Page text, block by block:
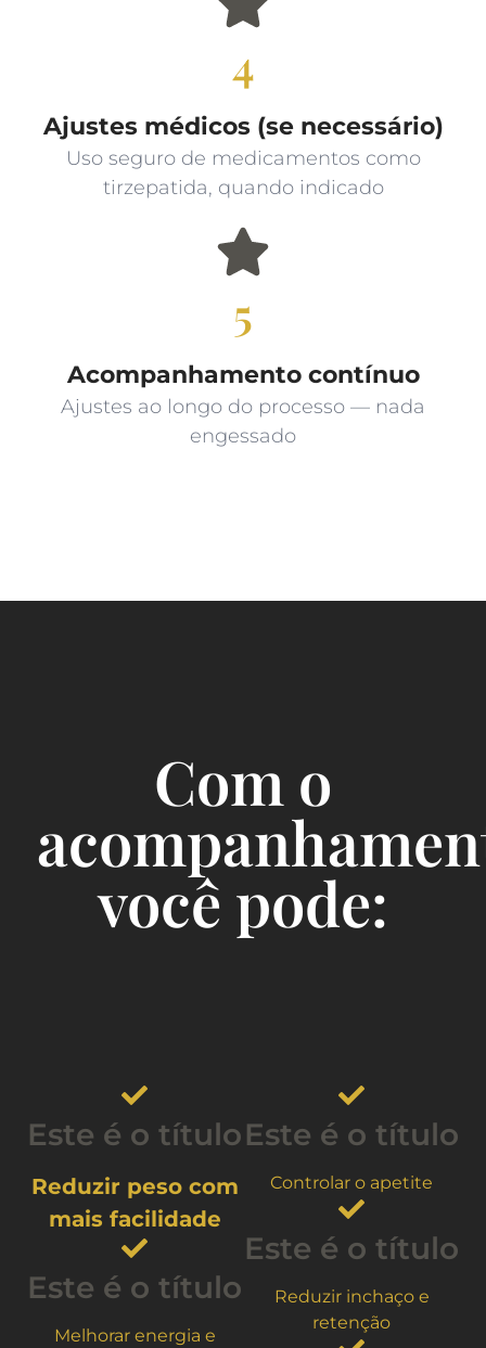
4
Ajustes médicos (se necessário)
Uso seguro de medicamentos como
tirzepatida, quando indicado
5
Acompanhamento contínuo
Ajustes ao longo do processo — nada
engessado
Com o
você pode:
Este é o título
Reduzir peso com
mais facilidade
Este é o título
Melhorar energia e
Este é o título
Controlar o apetite
Este é o título
Reduzir inchaço e
retenção